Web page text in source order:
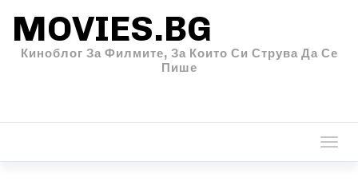
MOVIES.BG
Киноблог За Филмите, За Които Си Струва Да Се
Пише